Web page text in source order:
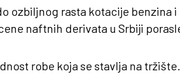
ozbiljnog rasta kotacije benzina i
naftnih derivata u Srbiji
robe koja se stavlja na